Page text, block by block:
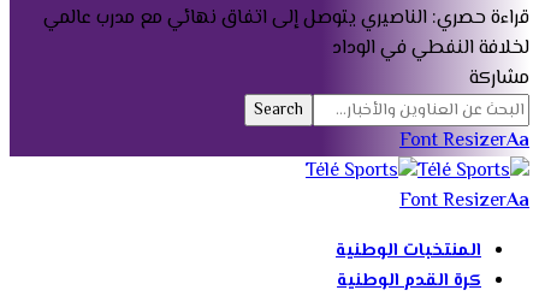
قراءة حصري: الناصيري يتوصل إلى اتفاق نهائي مع مدرب عالمي
لخلافة النفطي في الوداد
مشاركة
Font ResizerAa
Font ResizerAa
المنتخبات الوطنية
كرة القدم الوطنية